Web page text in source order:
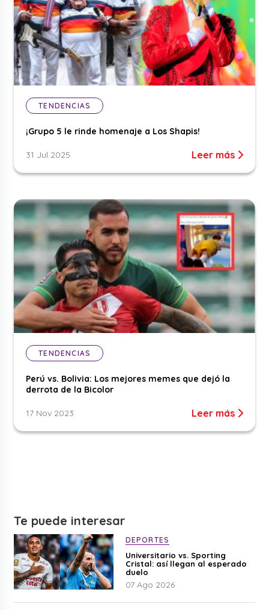
TENDENCIAS
¡Grupo 5 le rinde homenaje a Los Shapis!
31 Jul 2025 Leer más
TENDENCIAS
Perú vs. Bolivia: Los mejores memes que dejó la
derrota de la Bicolor
17 Nov 2023 Leer más
Te puede interesar
DEPORTES
Universitario vs. Sporting
Cristal: así llegan al esperado
duelo
07 Ago 2026